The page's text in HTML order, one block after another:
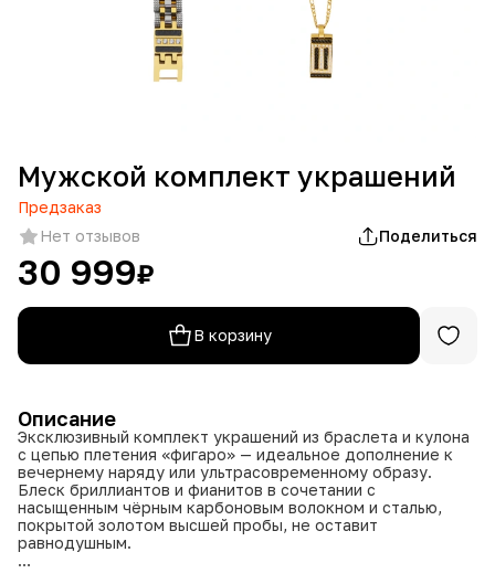
Мужской комплект украшений
Предзаказ
Нет отзывов
Поделиться
30 999₽
В корзину
Описание
Эксклюзивный комплект украшений из браслета и кулона
с цепью плетения «фигаро» — идеальное дополнение к
вечернему наряду или ультрасовременному образу.
Блеск бриллиантов и фианитов в сочетании с
насыщенным чёрным карбоновым волокном и сталью,
покрытой золотом высшей пробы, не оставит
равнодушным.